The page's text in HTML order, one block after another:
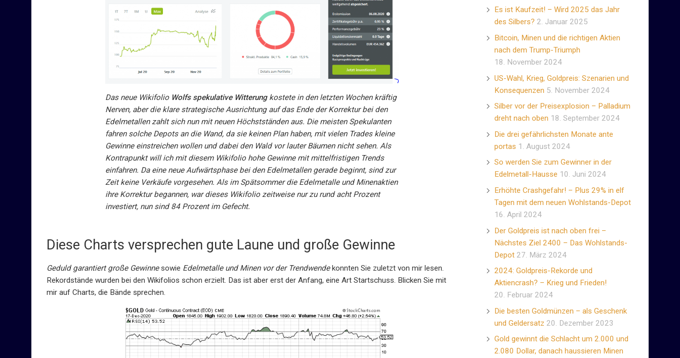
Das neue Wikifolio Wolfs spekulative Witterungkostete in den letzten Wochen kräftig
Nerven, aber die klare strategische Ausrichtung auf das Ende der Korrektur bei den
Edelmetallen zahlt sich nun mit neuen Höchstständen aus. Die meisten Spekulanten
fahren solche Depots an die Wand, da sie keinen Plan haben, mit vielen Trades kleine
Gewinne einstreichen wollen und dabei den Wald vor lauter Bäumen nicht sehen. Als
Kontrapunkt will ich mit diesem Wikifolio hohe Gewinne mit mittelfristigen Trends
einfahren. Da eine neue Aufwärtsphase bei den Edelmetallen gerade beginnt, sind zur
Zeit keine Verkäufe vorgesehen. Als im Spätsommer die Edelmetalle und Minenaktien
ihre Korrektur begannen, war dieses Wikifolio zeitweise nur zu rund acht Prozent
investiert, nun sind 84 Prozent im Gefecht.
Diese Charts versprechen gute Laune und große Gewinne
Geduld garantiert große Gewinnesowie Edelmetalle und Minen vor der Trendwendekonnten Sie zuletzt von mir lesen.
Rekordstände wurden bei den Wikifolios schon erzielt. Das ist aber erst der Anfang, eine Art Startschuss. Blicken Sie mit
mir auf Charts, die Bände sprechen.
Es ist Kaufzeit! – Wird 2025 das Jahr
des Silbers? 2. Januar 2025
Bitcoin, Minen und die richtigen Aktien
nach dem Trump-Triumph
18. November 2024
US-Wahl, Krieg, Goldpreis: Szenarien und
Konsequenzen 5. November 2024
Silber vor der Preisexplosion – Palladium
dreht nach oben 18. September 2024
Die drei gefährlichsten Monate ante
portas 1. August 2024
So werden Sie zum Gewinner in der
Edelmetall-Hausse 10. Juni 2024
Erhöhte Crashgefahr! – Plus 29% in elf
Tagen mit dem neuen Wohlstands-Depot
16. April 2024
Der Goldpreis ist nach oben frei –
Nächstes Ziel 2400 – Das Wohlstands-
Depot 27. März 2024
2024: Goldpreis-Rekorde und
Aktiencrash? – Krieg und Frieden!
20. Februar 2024
Die besten Goldmünzen – als Geschenk
und Geldersatz 20. Dezember 2023
Gold gewinnt die Schlacht um 2.000 und
2.080 Dollar, danach haussieren Minen